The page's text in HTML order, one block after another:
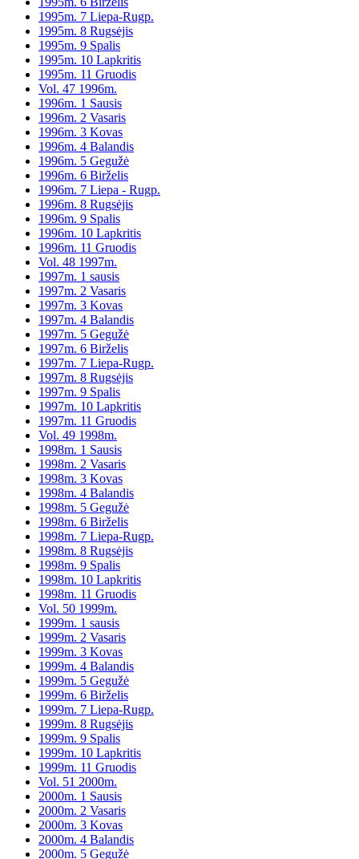
1995m. 7 Liepa-Rugp.
1995m. 8 Rugsėjis
1995m. 9 Spalis
1995m. 10 Lapkritis
1995m. 11 Gruodis
Vol. 47 1996m.
1996m. 1 Sausis
1996m. 2 Vasaris
1996m. 3 Kovas
1996m. 4 Balandis
1996m. 5 Gegužė
1996m. 6 Birželis
1996m. 7 Liepa - Rugp.
1996m. 8 Rugsėjis
1996m. 9 Spalis
1996m. 10 Lapkritis
1996m. 11 Gruodis
Vol. 48 1997m.
1997m. 1 sausis
1997m. 2 Vasaris
1997m. 3 Kovas
1997m. 4 Balandis
1997m. 5 Gegužė
1997m. 6 Birželis
1997m. 7 Liepa-Rugp.
1997m. 8 Rugsėjis
1997m. 9 Spalis
1997m. 10 Lapkritis
1997m. 11 Gruodis
Vol. 49 1998m.
1998m. 1 Sausis
1998m. 2 Vasaris
1998m. 3 Kovas
1998m. 4 Balandis
1998m. 5 Gegužė
1998m. 6 Birželis
1998m. 7 Liepa-Rugp.
1998m. 8 Rugsėjis
1998m. 9 Spalis
1998m. 10 Lapkritis
1998m. 11 Gruodis
Vol. 50 1999m.
1999m. 1 sausis
1999m. 2 Vasaris
1999m. 3 Kovas
1999m. 4 Balandis
1999m. 5 Gegužė
1999m. 6 Birželis
1999m. 7 Liepa-Rugp.
1999m. 8 Rugsėjis
1999m. 9 Spalis
1999m. 10 Lapkritis
1999m. 11 Gruodis
Vol. 51 2000m.
2000m. 1 Sausis
2000m. 2 Vasaris
2000m. 3 Kovas
2000m. 4 Balandis
2000m. 5 Gegužė